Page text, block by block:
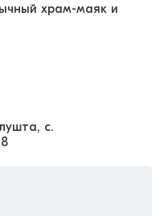
храм-маяк и
с.